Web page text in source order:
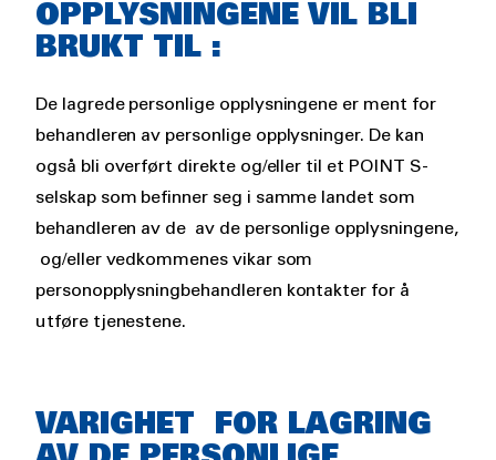
OPPLYSNINGENE VIL BLI
BRUKT TIL :
De lagrede personlige opplysningene er ment for
behandleren av personlige opplysninger. De kan
også bli overført direkte og/eller til et POINT S-
selskap som befinner seg i samme landet som
behandleren av de av de personlige opplysningene,
og/eller vedkommenes vikar som
personopplysningbehandleren kontakter for å
utføre tjenestene.
VARIGHET FOR LAGRING